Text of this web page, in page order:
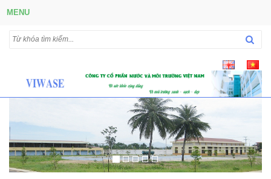
MENU